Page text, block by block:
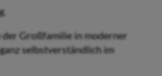
Großfamilie in moderner
selbstverständlich im